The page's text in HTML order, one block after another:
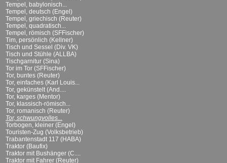
Tempel, babylonisch...
Tempel, deutsch (Engel)
Tempel, griechisch (Reuter)
Tempel, quadratisch...
Tempel, römisch (SFFischer)
Tim, persönlich (Kellner)
Tisch und Sessel (Div. VK)
Tisch und Stühle (ALLBA)
Tischgarnitur (Sina)
Tor im Tor (SFFischer)
Tor, buntes (Reuter)
Tor, einfaches (Karl Louis...
Tor, gekünstelt (And....
Tor, karges (Mentor)
Tor, klassisch-römisch...
Tor, romanisch (Reuter)
Tor, schwungvolles...
Torbogen, kleiner (Engel)
Touristen-Zug (Volksbetrieb)
Trabantenstadt 117 (HABA)
Traktor (Baufix)
Traktor mit Bushänger (C....
Traktor mit Fahrer (Reuter)